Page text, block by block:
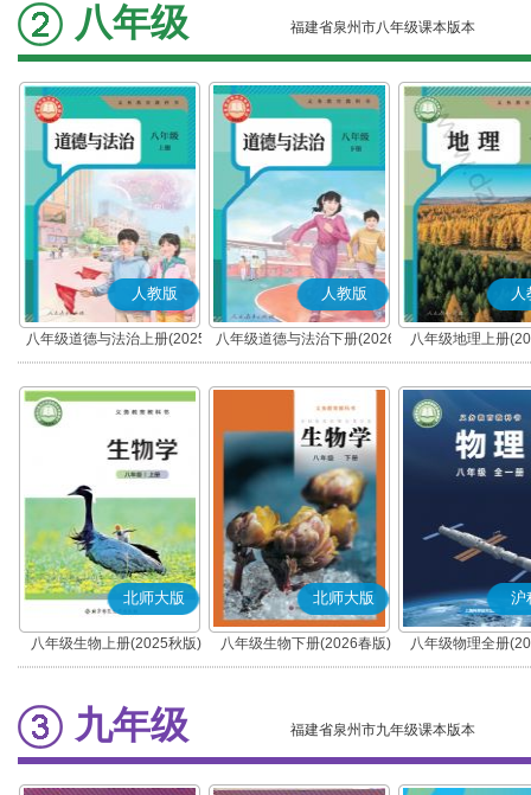
八年级 福建省泉州市八年级课本版本
人教版
八年级道德与法治上册(2025
秋版)(部编版)
人教版
八年级道德与法治下册(2026
春版)(部编版)
人
八年级地理上册
北师大版
八年级生物上册(2025秋版)
北师大版
八年级生物下册(2026春版)
沪
八年级物理全册
九年级 福建省泉州市九年级课本版本